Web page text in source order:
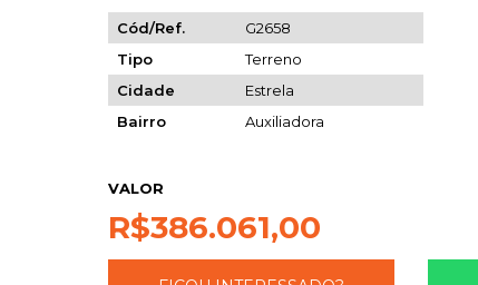
Cód/Ref.
G2658
Tipo
Terreno
Cidade
Estrela
Bairro
Auxiliadora
VALOR
R$386.061,00